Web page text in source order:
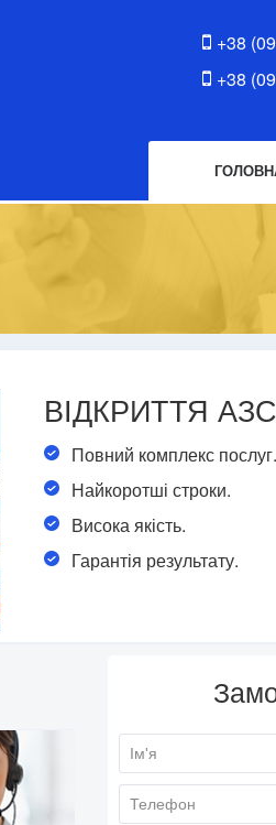
+38
+38
ВІДКРИТТЯ АЗС
Повний комплекс послуг.
Найкоротші строки.
Висока якість.
Гарантія результату.